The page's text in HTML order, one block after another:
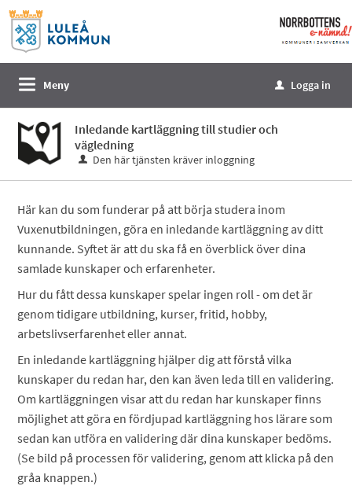
Välkommen
till
tjänster
Norrbottens
enämnd
Meny u Logga in
Inledande kartläggning till studier och
vägledning
Den här tjänsten kräver inloggning
Här kan du som funderar på att börja studera inom
Vuxenutbildningen, göra en inledande kartläggning av ditt
kunnande. Syftet är att du ska få en överblick över dina
samlade kunskaper och erfarenheter.
Hur du fått dessa kunskaper spelar ingen roll - om det är
genom tidigare utbildning, kurser, fritid, hobby,
arbetslivserfarenhet eller annat.
En inledande kartläggning hjälper dig att förstå vilka
kunskaper du redan har, den kan även leda till en validering.
Om kartläggningen visar att du redan har kunskaper finns
möjlighet att göra en fördjupad kartläggning hos lärare som
sedan kan utföra en validering där dina kunskaper bedöms.
(Se bild på processen för validering, genom att klicka på den
gråa knappen.)